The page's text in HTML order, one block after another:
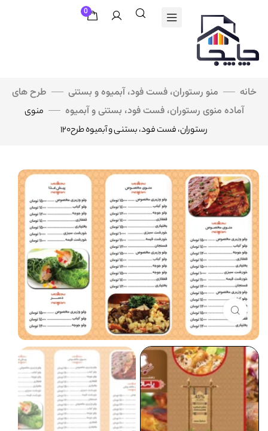
0
خانه منو رستوران، فست فود، آبمیوه و بستنی
طرح های
آماده منوی رستوران، فست فود، بستنی و آبمیوه
منوی
رستوران، فست فود، بستنی و آبمیوه طرح۱۲۰
برای بزرگنمایی کلیک کنید